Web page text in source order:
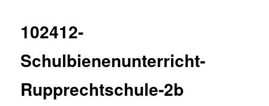
102412-
Schulbienenunterricht-
Rupprechtschule-2b